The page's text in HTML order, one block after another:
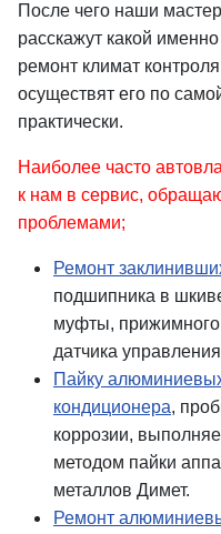
После чего наши
расскажут какой
ремонт климат
осуществят его по
практически.
Наиболее часто
к нам в сервис,
проблемами;
Ремонт
подшипника в
муфты,
датчика
Пайку
кондиционера,
коррозии,
методом пайки
металлов Димет.
Ремонт